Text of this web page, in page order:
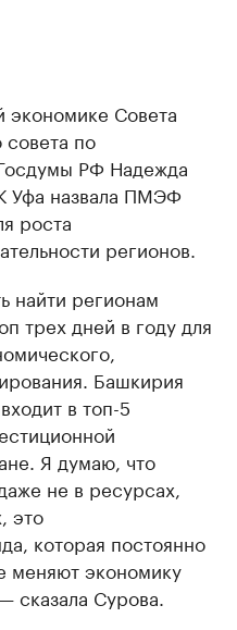
экономике Совета
по
РФ Надежда
Уфа назвала ПМЭФ
роста
регионов.
найти регионам
трех дней в году для
Башкирия
в топ-5
Я думаю, что
не в ресурсах,
это
которая постоянно
меняют экономику
сказала Сурова.